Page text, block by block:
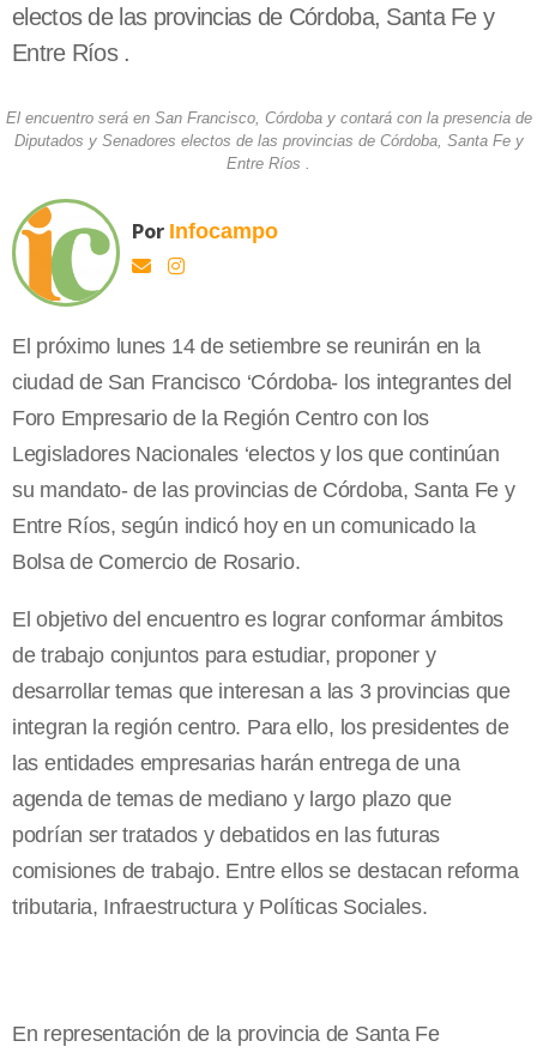
electos de las provincias de Córdoba, Santa Fe y
Entre Ríos .
El encuentro será en San Francisco, Córdoba y contará con la presencia de
Diputados y Senadores electos de las provincias de Córdoba, Santa Fe y
Entre Ríos .
Por Infocampo
El próximo lunes 14 de setiembre se reunirán en la
ciudad de San Francisco ‘Córdoba- los integrantes del
Foro Empresario de la Región Centro con los
Legisladores Nacionales ‘electos y los que continúan
su mandato- de las provincias de Córdoba, Santa Fe y
Entre Ríos, según indicó hoy en un comunicado la
Bolsa de Comercio de Rosario.
El objetivo del encuentro es lograr conformar ámbitos
de trabajo conjuntos para estudiar, proponer y
desarrollar temas que interesan a las 3 provincias que
integran la región centro. Para ello, los presidentes de
las entidades empresarias harán entrega de una
agenda de temas de mediano y largo plazo que
podrían ser tratados y debatidos en las futuras
comisiones de trabajo. Entre ellos se destacan reforma
tributaria, Infraestructura y Políticas Sociales.
En representación de la provincia de Santa Fe